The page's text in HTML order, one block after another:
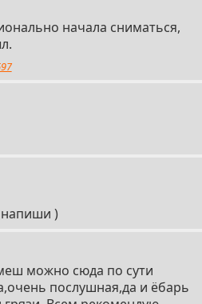
начала сниматься,
)
можно сюда по сути
послушная,да и ёбарь